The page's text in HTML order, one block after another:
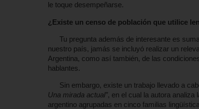
le toque desempeñarse.
¿Existe un censo de población que utilice
Tu pregunta además de interesante es
nuestro país, jamás se incluyó realizar un
Argentina, como así también, de las
hablantes.
Sin embargo, existe un trabajo llevado a
Una mirada actual”, en el cual la autora analiza
argentino agrupadas en cinco familias